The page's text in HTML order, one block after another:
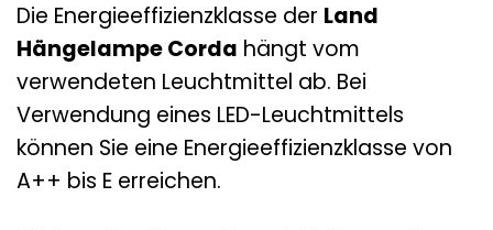
Die Energieeffizienzklasse der Land
Hängelampe Corda hängt vom
verwendeten Leuchtmittel ab. Bei
Verwendung eines LED-Leuchtmittels
können Sie eine Energieeffizienzklasse von
A++ bis E erreichen.